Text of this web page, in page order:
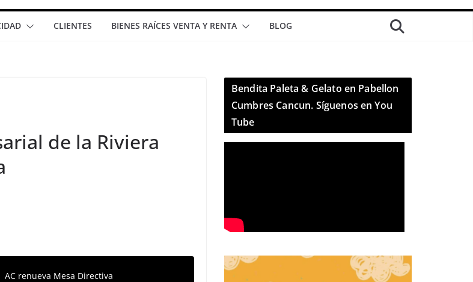
CLIENTES BIENES RAÍCES VENTA Y RENTA BLOG
de la Riviera
renueva Mesa Directiva
Bendita Paleta & Gelato en Pabellon
Cumbres Cancun. Síguenos en You
Tube